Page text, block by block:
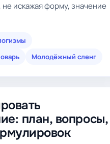
искажая форму, значение
Молодёжный сленг
план, вопросы,